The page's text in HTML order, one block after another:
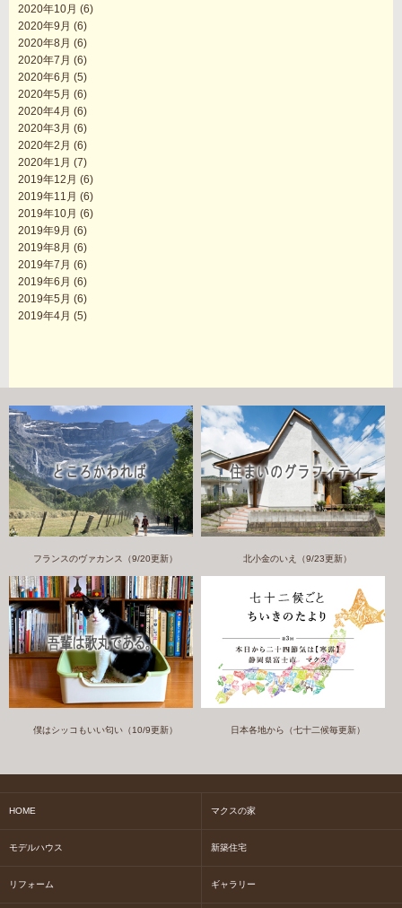
2020年10月 (6)
2020年9月 (6)
2020年8月 (6)
2020年7月 (6)
2020年6月 (5)
2020年5月 (6)
2020年4月 (6)
2020年3月 (6)
2020年2月 (6)
2020年1月 (7)
2019年12月 (6)
2019年11月 (6)
2019年10月 (6)
2019年9月 (6)
2019年8月 (6)
2019年7月 (6)
2019年6月 (6)
2019年5月 (6)
2019年4月 (5)
フランスのヴァカンス（9/20更新） 北小金のいえ（9/23更新）
僕はシッコもいい匂い（10/9更新） 日本各地から（七十二候毎更新）
HOME マクスの家
モデルハウス 新築住宅
リフォーム ギャラリー